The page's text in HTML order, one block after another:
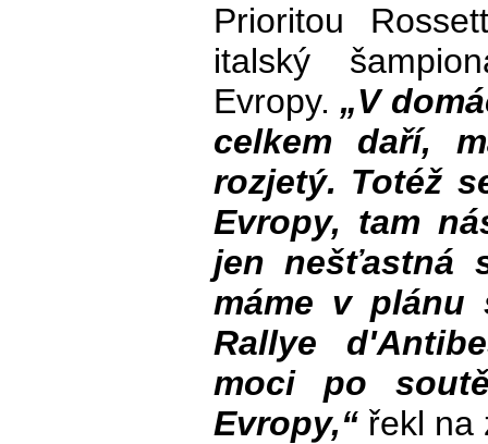
Prioritou
italský
Evropy. „V
celkem daří,
rozjetý. Totéž
Evropy, tam
jen nešťastná
máme v plánu
Rallye
moci po
Evropy,“řekl na